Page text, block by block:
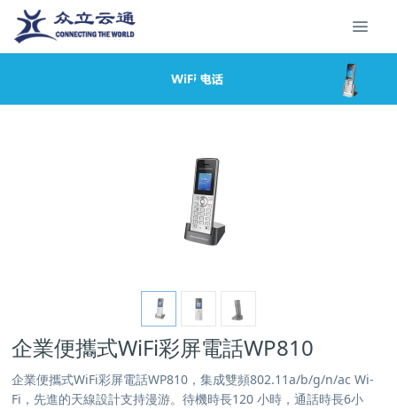
企業便攜式WiFi彩屏電話WP810
企業便攜式WiFi彩屏電話WP810，集成雙頻802.11a/b/g/n/ac Wi-
Fi，先進的天線設計支持漫游。待機時長120 小時，通話時長6小